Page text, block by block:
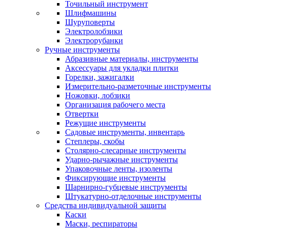
Точильный инструмент
Шлифмашины
Шуруповерты
Электролобзики
Электрорубанки
Ручные инструменты
Абразивные материалы, инструменты
Аксессуары для укладки плитки
Горелки, зажигалки
Измерительно-разметочные инструменты
Ножовки, лобзики
Организация рабочего места
Отвертки
Режущие инструменты
Садовые инструменты, инвентарь
Степлеры, скобы
Столярно-слесарные инструменты
Ударно-рычажные инструменты
Упаковочные ленты, изоленты
Фиксирующие инструменты
Шарнирно-губцевые инструменты
Штукатурно-отделочные инструменты
Средства индивидуальной защиты
Каски
Маски, респираторы